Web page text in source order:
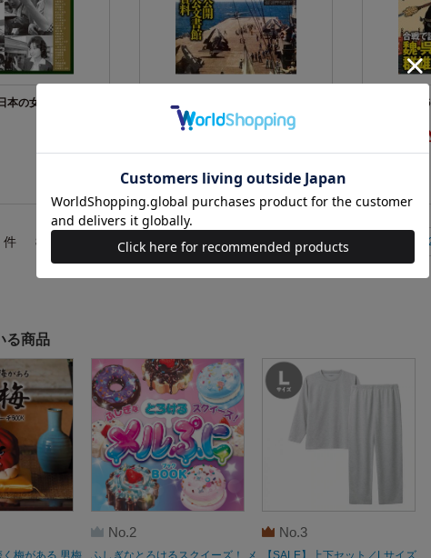
の女優 100人
1100円（税込）
別冊宝島
968円（税
件 81～100
る商品
く梅がある 男梅
No.2
ふしぎなとろけるスクイーズ！ メ
No.3
【SALE】上下セット／Lサイズ